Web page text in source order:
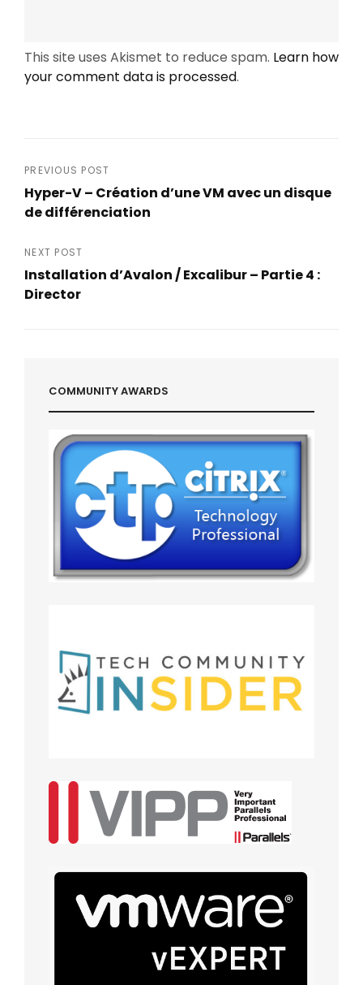
This site uses Akismet to reduce spam. Learn how
your comment data is processed.
Post
navigation
PREVIOUS POST
Hyper-V – Création d’une VM avec un disque
de différenciation
Post
NEXT POST
Installation d’Avalon / Excalibur – Partie 4 :
Director
COMMUNITY AWARDS